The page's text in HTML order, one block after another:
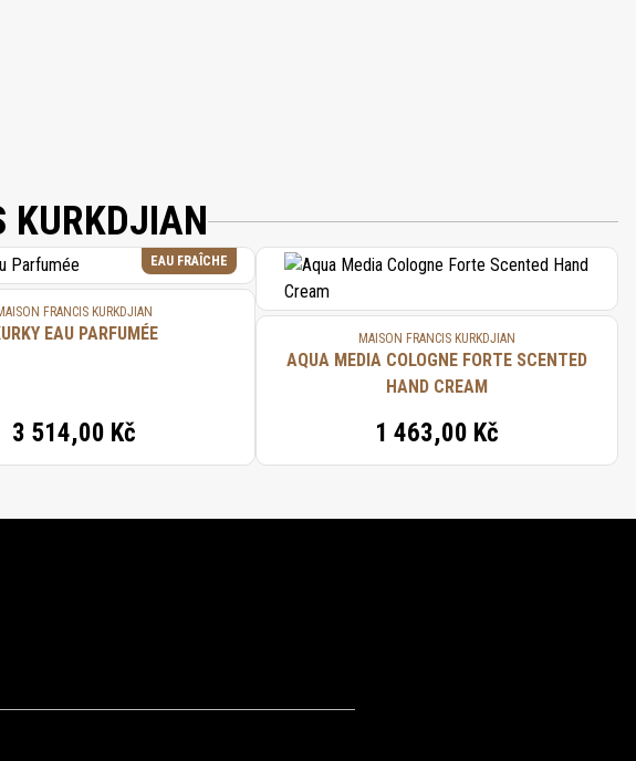
KURKDJIAN
EAU FRAÎCHE
FRANCIS KURKDJIAN
EAU PARFUMÉE
3 514,00 Kč
MAISON FRANCIS KURKDJIAN
AQUA MEDIA COLOGNE FORTE SCENTED
HAND CREAM
1 463,00 Kč